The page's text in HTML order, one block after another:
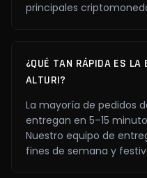
principales
¿QUÉ TAN RÁPIDA ES LA
ALTURI?
La mayoría de pedidos
entregan en 5–15
Nuestro equipo de
fines de semana y